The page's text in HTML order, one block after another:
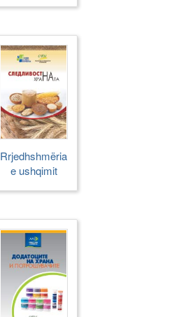
Rrjedhshmëria
e ushqimit